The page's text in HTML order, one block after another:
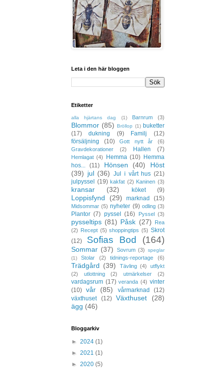
Leta i den här bloggen
Etiketter
alla hjärtans dag (1) Barnrum (3)
Blommor (85) Bröllop (1) buketter
(17)
dukning (9) Familj
(12)
försäljning
(10) Gott nytt år
(6)
Gravdekorationer
(2) Hallen (7)
Hemlagat (4) Hemma (10) Hemma
hos...
(11) Hönsen (40)
Höst
(39) jul (36) Jul i vårt hus (21)
julpyssel
(19) kakfat (2) Kaninen (3)
kransar (32) köket (9)
Loppisfynd (29) marknad (15)
Midsommar (5) nyheter (9) odling (3)
Plantor (7) pyssel (16) Pyssel (3)
pysseltips (81) Påsk (27)
Rea
(2) Recept (5) shoppingtips (5) Skrot
(12)
Sofias Bod (164)
Sommar (37) Sovrum (3)
speglar
(1)
Stolar (2) tidnings-reportage (6)
Trädgård (39) Tävling (4)
utflykt
(2)
utlottning (2) utmärkelser (2)
vardagsrum (17) veranda (4) vinter
(10) vår (85) vårmarknad
(12)
växthuset
(12) Växthuset
(28)
ägg (46)
Bloggarkiv
► 2024 (1)
► 2021 (1)
► 2020 (5)